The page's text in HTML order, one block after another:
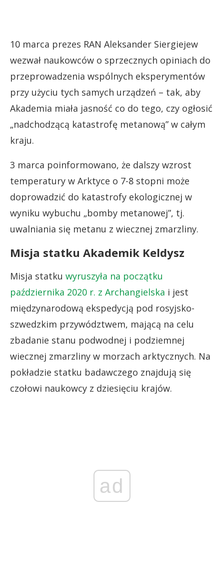
10 marca prezes RAN Aleksander Siergiejew
wezwał naukowców o sprzecznych opiniach do
przeprowadzenia wspólnych eksperymentów
przy użyciu tych samych urządzeń – tak, aby
Akademia miała jasność co do tego, czy ogłosić
„nadchodzącą katastrofę metanową” w całym
kraju.
3 marca poinformowano, że dalszy wzrost
temperatury w Arktyce o 7-8 stopni może
doprowadzić do katastrofy ekologicznej w
wyniku wybuchu „bomby metanowej”, tj.
uwalniania się metanu z wiecznej zmarzliny.
Misja statku Akademik Keldysz
Misja statku wyruszyła na początku
października 2020 r. z Archangielska i jest
międzynarodową ekspedycją pod rosyjsko-
szwedzkim przywództwem, mającą na celu
zbadanie stanu podwodnej i podziemnej
wiecznej zmarzliny w morzach arktycznych. Na
pokładzie statku badawczego znajdują się
czołowi naukowcy z dziesięciu krajów.
ad